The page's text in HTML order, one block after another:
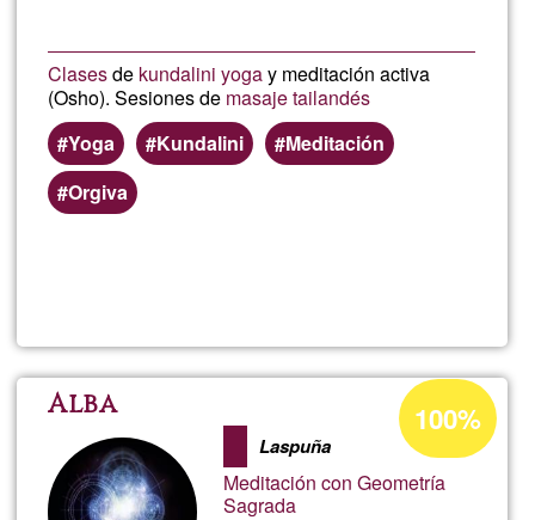
Clasesde kundalini yogay meditación activa
(Osho). Sesiones de masaje tailandés
Yoga
Kundalini
Meditación
Orgiva
Alba
Laspuña
Meditación con Geometría
Sagrada
Porcentaje
de
aceptación
de
100%